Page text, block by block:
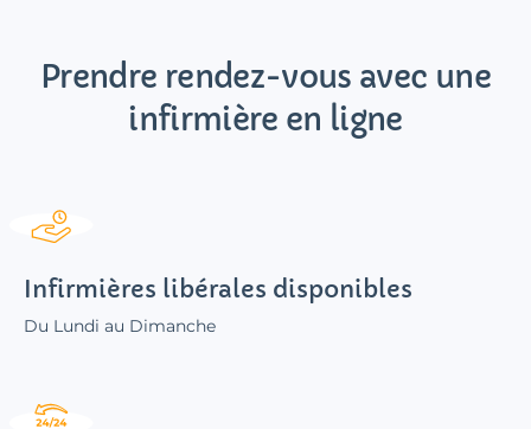
Prendre rendez-vous avec une
infirmière en ligne
Infirmières libérales disponibles
Du Lundi au Dimanche